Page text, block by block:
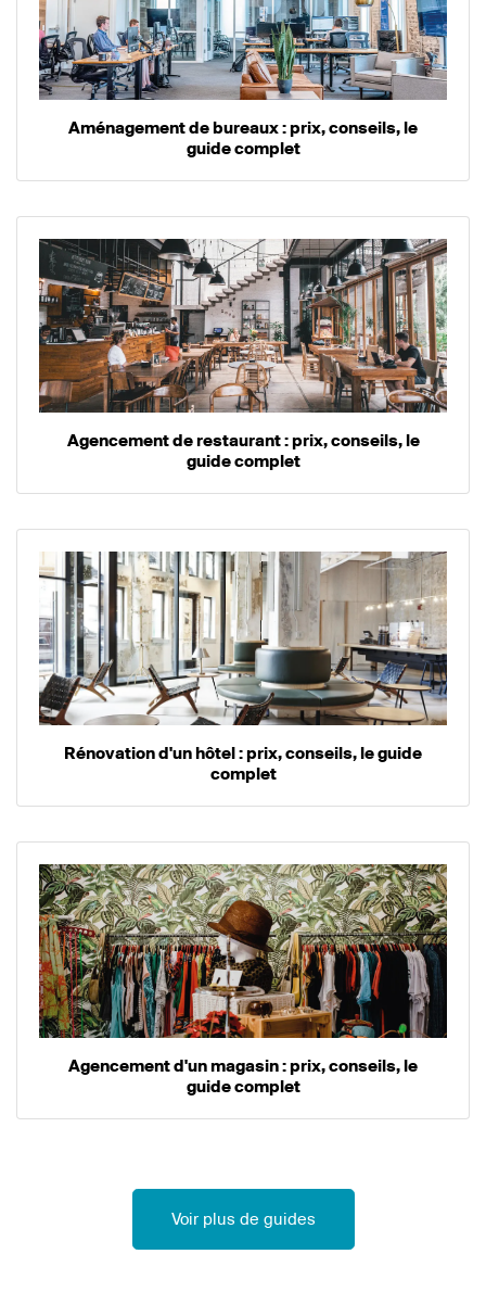
Aménagement de bureaux : prix, conseils, le
guide complet
Agencement de restaurant : prix, conseils, le
guide complet
Rénovation d'un hôtel : prix, conseils, le guide
complet
Agencement d'un magasin : prix, conseils, le
guide complet
Voir plus de guides